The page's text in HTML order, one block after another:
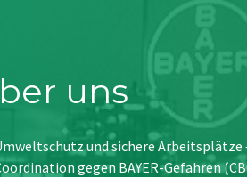
uns
und sichere
gegen BAYER-Gefahren